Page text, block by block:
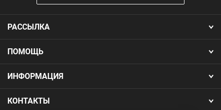
ПОМОЩЬ
ИНФОРМАЦИЯ
КОНТАКТЫ
РАССЫЛКА